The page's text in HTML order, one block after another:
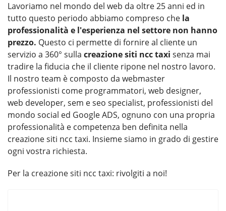
Lavoriamo nel mondo del web da oltre 25 anni ed in
tutto questo periodo abbiamo compreso che la
professionalità e l'esperienza nel settore non hanno
prezzo. Questo ci permette di fornire al cliente un
servizio a 360° sulla creazione siti ncc taxi senza mai
tradire la fiducia che il cliente ripone nel nostro lavoro.
Il nostro team è composto da webmaster
professionisti come programmatori, web designer,
web developer, sem e seo specialist, professionisti del
mondo social ed Google ADS, ognuno con una propria
professionalità e competenza ben definita nella
creazione siti ncc taxi. Insieme siamo in grado di gestire
ogni vostra richiesta.
Per la creazione siti ncc taxi: rivolgiti a noi!